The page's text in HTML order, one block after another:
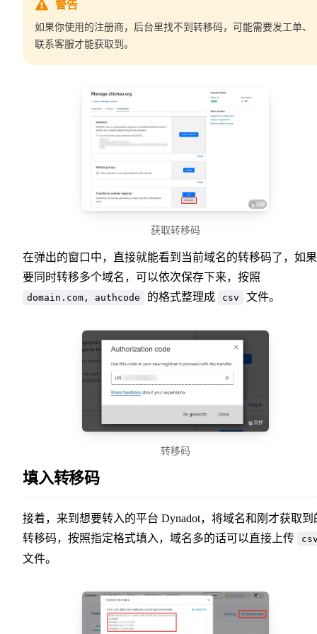
警告
如果你使用的注册商，后台里找不到转移码，可能需要发工单、
联系客服才能获取到。
获取转移码
在弹出的窗口中，直接就能看到当前域名的转移码了，如
要同时转移多个域名，可以依次保存下来，按照
domain.com, authcode 的格式整理成 csv 文件。
转移码
填入转移码
接着，来到想要转入的平台 Dynadot，将域名和刚才获取到
转移码，按照指定格式填入，域名多的话可以直接上传
文件。